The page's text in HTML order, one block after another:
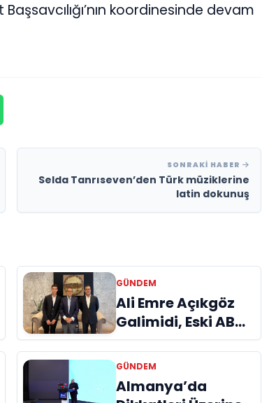
koordinesinde devam
SONRAKI HABER
Selda Tanrıseven’den Türk müziklerine
latin dokunuş
GÜNDEM
Ali Emre Açıkgöz
Galimidi, Eski AB
Bakanı ve
Büyükelçi Egemen
Bağış ile Bir Araya
Geldi
GÜNDEM
Almanya’da